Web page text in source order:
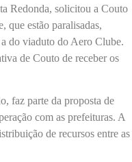
Redonda, solicitou a Couto
que estão paralisadas,
do viaduto do Aero Clube.
de Couto de receber os
faz parte da proposta de
com as prefeituras. A
de recursos entre as